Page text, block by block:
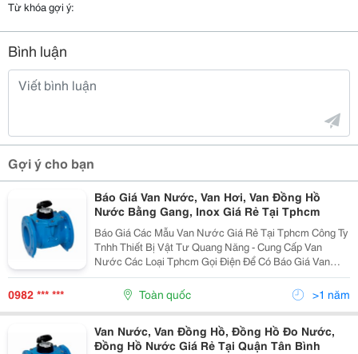
Từ khóa gợi ý:
Bình luận
Gợi ý cho bạn
Báo Giá Van Nước, Van Hơi, Van Đồng Hồ
Nước Bằng Gang, Inox Giá Rẻ Tại Tphcm
Báo Giá Các Mẫu Van Nước Giá Rẻ Tại Tphcm Công Ty
Tnhh Thiết Bị Vật Tư Quang Năng - Cung Cấp Van
Nước Các Loại Tphcm Gọi Điện Để Có Báo Giá Van
Hiện Nay Chính Xác Nhất - Van Nước Giá Tốt Nhất Địa
Chỉ: 342/201/203 Lý Thường Kiệt, P.6, Q.tân B
0982 *** *** Toàn quốc >1 năm
Van Nước, Van Đồng Hồ, Đồng Hồ Đo Nước,
Đồng Hồ Nước Giá Rẻ Tại Quận Tân Bình